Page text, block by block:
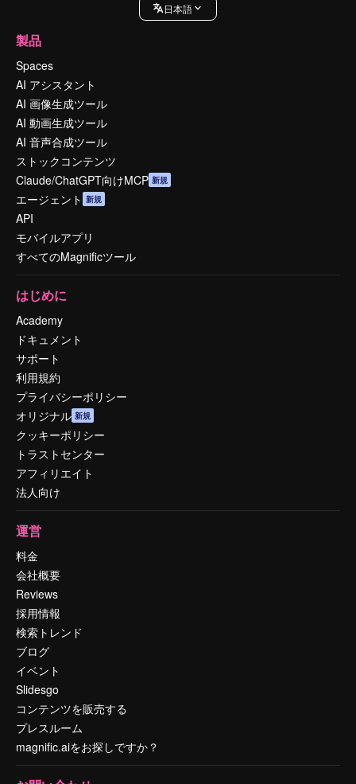
日本語
製品
Spaces
AI アシスタント
AI 画像生成ツール
AI 動画生成ツール
AI 音声合成ツール
ストックコンテンツ
Claude/ChatGPT向けMCP 新規
エージェント 新規
API
モバイルアプリ
すべてのMagnificツール
はじめに
Academy
ドキュメント
サポート
利用規約
プライバシーポリシー
オリジナル 新規
クッキーポリシー
トラストセンター
アフィリエイト
法人向け
運営
料金
会社概要
Reviews
採用情報
検索トレンド
ブログ
イベント
Slidesgo
コンテンツを販売する
プレスルーム
magnific.aiをお探しですか？